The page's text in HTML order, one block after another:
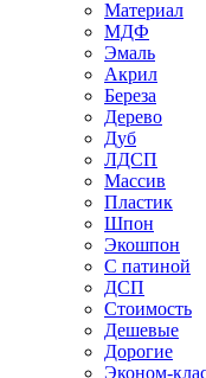
Материал
МДФ
Эмаль
Акрил
Береза
Дерево
Дуб
ЛДСП
Массив
Пластик
Шпон
Экошпон
С патиной
ДСП
Стоимость
Дешевые
Дорогие
Эконом-